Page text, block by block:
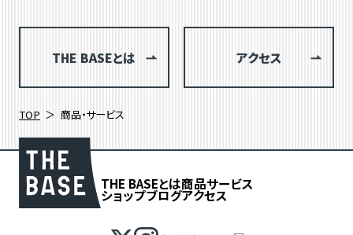
THE BASEとは アクセス
TOP 商品・サービス
THE BASEとは商品サービス
ショップブログアクセス